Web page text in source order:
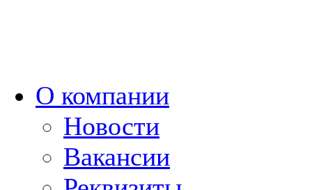
О компании
Новости
Вакансии